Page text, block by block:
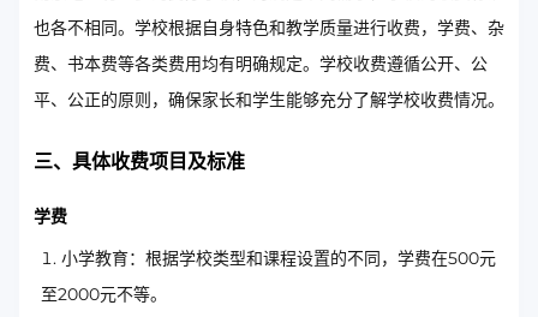
也各不相同。学校根据自身特色和教学质量进行收费，学费、杂
费、书本费等各类费用均有明确规定。学校收费遵循公开、公
平、公正的原则，确保家长和学生能够充分了解学校收费情况。
三、具体收费项目及标准
学费
小学教育：根据学校类型和课程设置的不同，学费在500元
至2000元不等。